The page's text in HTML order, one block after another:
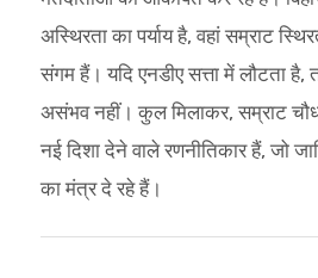
अस्थिरता का पर्याय है, वहां सम्राट
संगम हैं। यदि एनडीए सत्ता में लौटता है,
असंभव नहीं। कुल मिलाकर, सम्राट
नई दिशा देने वाले रणनीतिकार हैं, जो
का मंत्र दे रहे हैं।